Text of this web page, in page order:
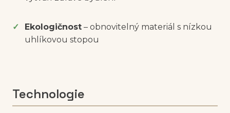
Ekologičnost – obnovitelný materiál s nízkou
uhlíkovou stopou
Technologie